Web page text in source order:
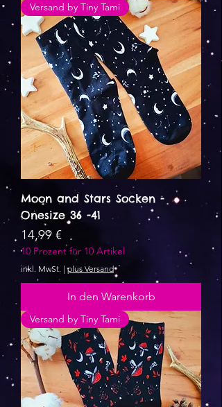
Versand by Tiny Tami
Moon and Stars Socken -
Onesize 36 -41
Preis
14,99 €
10 Prozent für 10 Artikel
inkl. MwSt. |plus Versand
In den Warenkorb
Versand by Tiny Tami